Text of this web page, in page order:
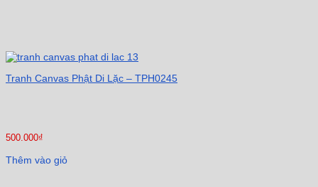
Tranh Canvas Phật Di Lặc – TPH0245
500.000₫
Thêm vào giỏ